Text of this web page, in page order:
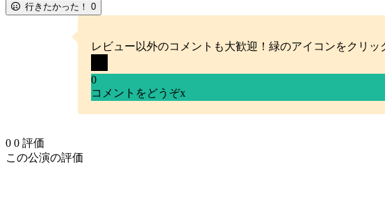
行きたかった！ 0
レビュー以外のコメントも大歓迎！緑のアイコンをクリ
0
コメントをどうぞx
0 0 評価
この公演の評価